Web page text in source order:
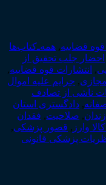
قوه قضاییه, همه‌ـ‌کتاب‌ها
احضار جلب تحقیق از
, انتشارات قوه قضاییه,
, جرایم علیه اموال
ناشی از تصادف
, دادگستری استان
, صلاحیت, فقدان
وارز , قصور پزشکی,
پزشکی قانونی